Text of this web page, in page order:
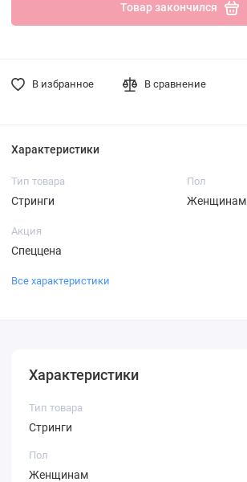
Товар закончился
В избранное В сравнение
Характеристики
Тип товара
Стринги
Пол
Женщинам
Акция
Спеццена
Все характеристики
Характеристики
Тип товара
Стринги
Пол
Женщинам